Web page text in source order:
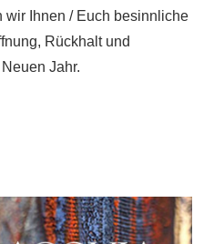
wir Ihnen / Euch besinnliche
Rückhalt und
Jahr.